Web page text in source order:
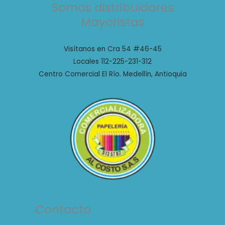
Somos distribuidores
Mayoristas
Visítanos en Cra 54 #46-45
Locales 112-225-231-312
Centro Comercial El Río. Medellín, Antioquia
Contacto